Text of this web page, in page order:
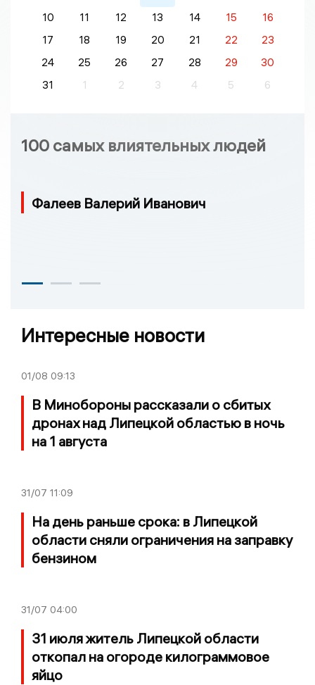
10
11 12 13 14 15
16
17
18 19 20 21 22
23
24
25 26 27 28 29
30
31
1 2 3 4 5 6
100 самых влиятельных людей
Фалеев Валерий Иванович
Интересные новости
01/08 09:13
В Минобороны рассказали о сбитых
дронах над Липецкой областью в ночь
на 1 августа
31/07 11:09
На день раньше срока: в Липецкой
области сняли ограничения на заправку
бензином
31/07 04:00
31 июля житель Липецкой области
откопал на огороде килограммовое
яйцо